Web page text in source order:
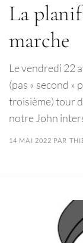
La
marche
Le vendredi 22
(pas « second »
troisième) tour
notre John
14 MAI 2022 PAR